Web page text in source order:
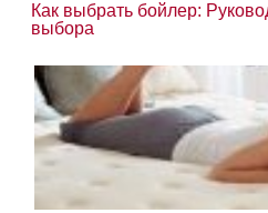
Как выбрать бойлер:
выбора